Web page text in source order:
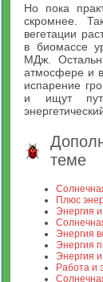
Но пока
скромнее.
вегетации
в биомассе
МДж.
атмосфере и
испарение
и ищут
теме
Плюс
Энергия
Энергия
Энергия
Энергия
Работа и